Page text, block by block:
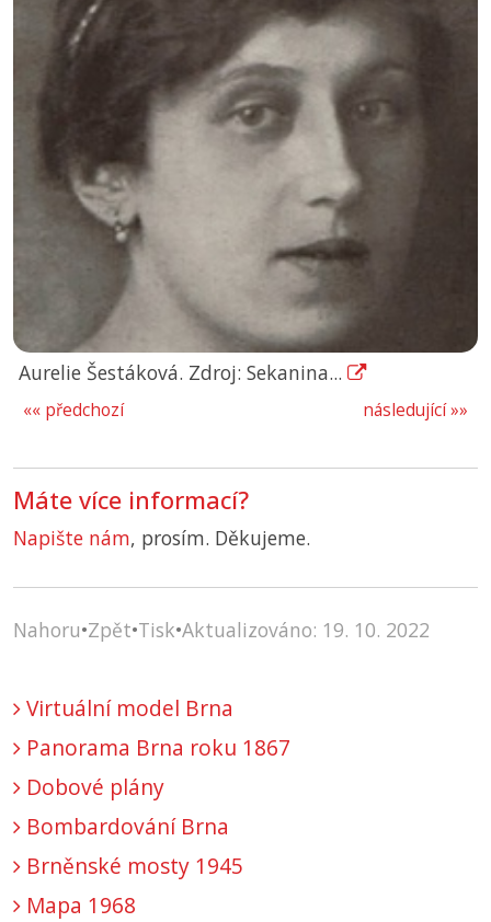
Aurelie Šestáková. Zdroj: Sekanina...
následující »»
«« předchozí
Máte více informací?
Napište nám, prosím. Děkujeme.
Nahoru•Zpět•Tisk•Aktualizováno: 19. 10. 2022
Virtuální model Brna
Panorama Brna roku 1867
Dobové plány
Bombardování Brna
Brněnské mosty 1945
Mapa 1968